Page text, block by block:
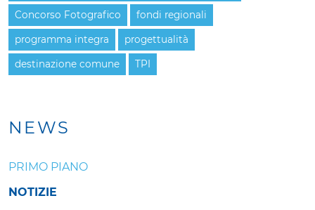
NEWS
PRIMO PIANO
NOTIZIE
Concorso Fotografico fondi regionali
programma integra progettualità
destinazione comune TPI